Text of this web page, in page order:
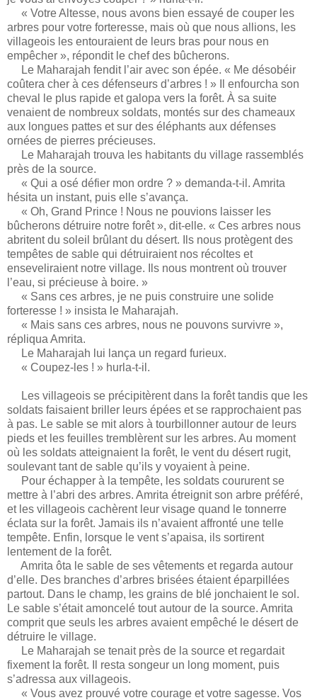
« Votre Altesse, nous avons bien essayé de couper les
arbres pour votre forteresse, mais où que nous allions, les
villageois les entouraient de leurs bras pour nous en
empêcher », répondit le chef des bûcherons.
Le Maharajah fendit l’air avec son épée. « Me désobéir
coûtera cher à ces défenseurs d’arbres ! » Il enfourcha son
cheval le plus rapide et galopa vers la forêt. À sa suite
venaient de nombreux soldats, montés sur des chameaux
aux longues pattes et sur des éléphants aux défenses
ornées de pierres précieuses.
Le Maharajah trouva les habitants du village rassemblés
près de la source.
« Qui a osé défier mon ordre ? » demanda-t-il. Amrita
hésita un instant, puis elle s’avança.
« Oh, Grand Prince ! Nous ne pouvions laisser les
bûcherons détruire notre forêt », dit-elle. « Ces arbres nous
abritent du soleil brûlant du désert. Ils nous protègent des
tempêtes de sable qui détruiraient nos récoltes et
enseveliraient notre village. Ils nous montrent où trouver
l’eau, si précieuse à boire. »
« Sans ces arbres, je ne puis construire une solide
forteresse ! » insista le Maharajah.
« Mais sans ces arbres, nous ne pouvons survivre »,
répliqua Amrita.
Le Maharajah lui lança un regard furieux.
« Coupez-les ! » hurla-t-il.
Les villageois se précipitèrent dans la forêt tandis que les
soldats faisaient briller leurs épées et se rapprochaient pas
à pas. Le sable se mit alors à tourbillonner autour de leurs
pieds et les feuilles tremblèrent sur les arbres. Au moment
où les soldats atteignaient la forêt, le vent du désert rugit,
soulevant tant de sable qu’ils y voyaient à peine.
Pour échapper à la tempête, les soldats coururent se
mettre à l’abri des arbres. Amrita étreignit son arbre préféré,
et les villageois cachèrent leur visage quand le tonnerre
éclata sur la forêt. Jamais ils n’avaient affronté une telle
tempête. Enfin, lorsque le vent s’apaisa, ils sortirent
lentement de la forêt.
Amrita ôta le sable de ses vêtements et regarda autour
d’elle. Des branches d’arbres brisées étaient éparpillées
partout. Dans le champ, les grains de blé jonchaient le sol.
Le sable s’était amoncelé tout autour de la source. Amrita
comprit que seuls les arbres avaient empêché le désert de
détruire le village.
Le Maharajah se tenait près de la source et regardait
fixement la forêt. Il resta songeur un long moment, puis
s’adressa aux villageois.
« Vous avez prouvé votre courage et votre sagesse. Vos